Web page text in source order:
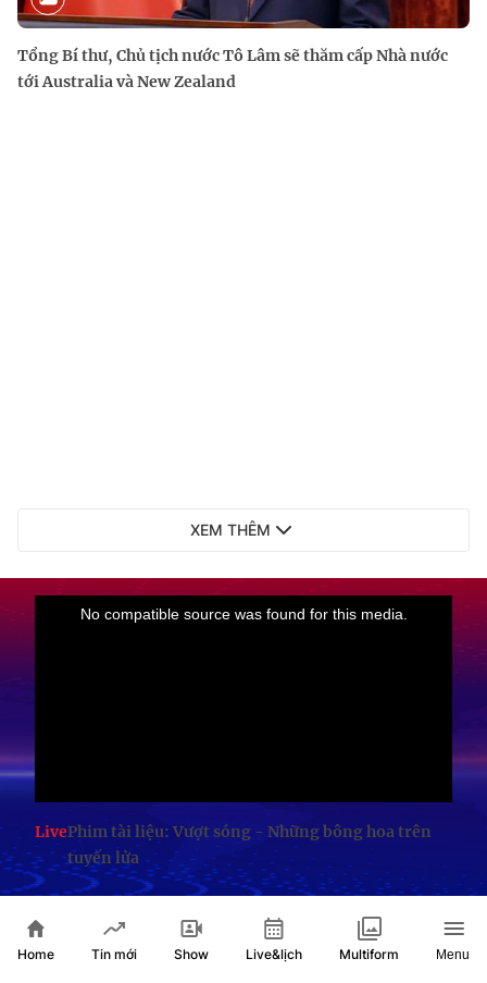
Tổng Bí thư, Chủ tịch nước Tô Lâm sẽ thăm cấp Nhà nước
tới Australia và New Zealand
XEM THÊM
LivePhim tài liệu: Vượt sóng - Những bông hoa trên
tuyến lửa
TIN XEM NHIỀU
Home Tin mới Show Live&lịch Multiform Menu